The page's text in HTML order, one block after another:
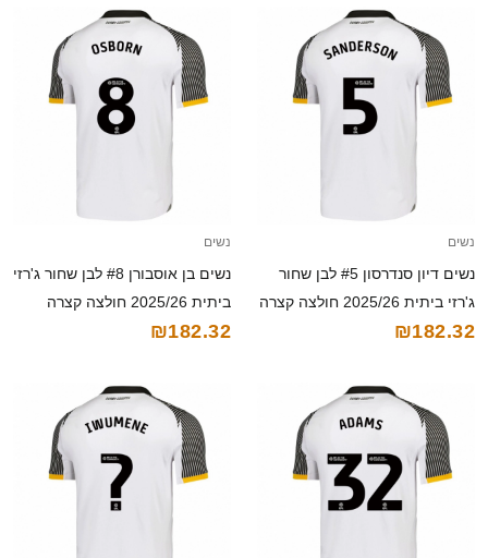
נשים
נשים דיון סנדרסון #5 לבן שחור
ג'רזי ביתית 2025/26 חולצה קצרה
₪182.32
נשים
נשים בן אוסבורן #8 לבן שחור ג'רזי
ביתית 2025/26 חולצה קצרה
₪182.32